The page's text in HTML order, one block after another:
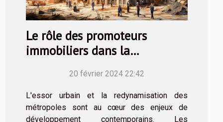
Le rôle des promoteurs
immobiliers dans la
urbaines20 février 2024 22:42
L'essor urbain et la redynamisation des
métropoles sont au cœur des enjeux de
développement contemporains. Les